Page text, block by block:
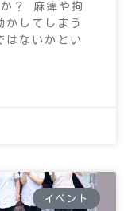
？ 麻痺や拘
かしてしまう
はないかとい
イベント